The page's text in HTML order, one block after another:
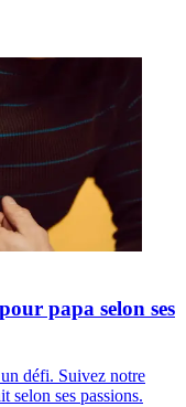
papa selon ses
défi. Suivez notre
selon ses passions.